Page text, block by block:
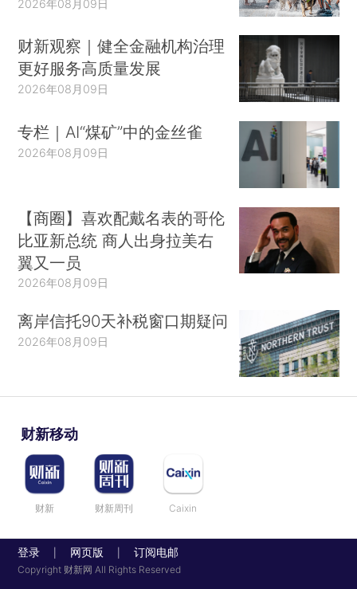
2026年08月09日
财新观察｜健全金融机构治理
更好服务高质量发展
2026年08月09日
专栏｜AI“煤矿”中的金丝雀
2026年08月09日
【商圈】喜欢配戴名表的哥伦
比亚新总统 商人出身拉美右
翼又一员
2026年08月09日
离岸信托90天补税窗口期疑问
2026年08月09日
财新移动
财新 财新周刊 Caixin
登录 网页版 订阅电邮
Copyright 财新网 All Rights Reserved